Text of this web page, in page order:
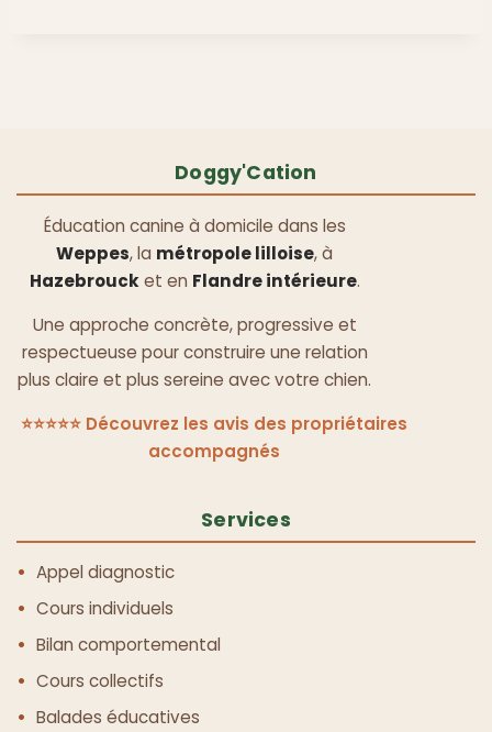
Doggy'Cation
Éducation canine à domicile dans les
Weppes, la métropole lilloise, à
Hazebroucket en Flandre intérieure.
Une approche concrète, progressive et
respectueuse pour construire une relation
plus claire et plus sereine avec votre chien.
⭐⭐⭐⭐⭐ Découvrez les avis des propriétaires
accompagnés
Services
Appel diagnostic
Cours individuels
Bilan comportemental
Cours collectifs
Balades éducatives